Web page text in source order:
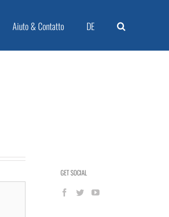
Aiuto & Contatto DE
GET SOCIAL